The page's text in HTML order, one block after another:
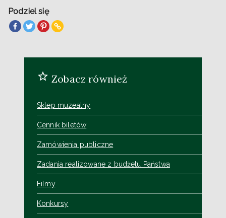
Podziel się
Zobacz również
Sklep muzealny
Cennik biletów
Zamówienia publiczne
Zadania realizowane z budżetu Państwa
Filmy
Konkursy